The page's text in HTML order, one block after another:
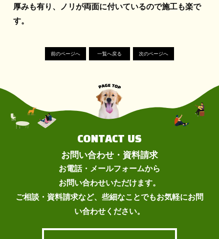
厚みも有り、ノリが両面に付いているので施工も楽で
す。
前のページへ 一覧へ戻る 次のページへ
CONTACT US
お問い合わせ・資料請求
お電話・メールフォームから
お問い合わせいただけます。
ご相談・資料請求など、些細なことでもお気軽にお問
い合わせください。